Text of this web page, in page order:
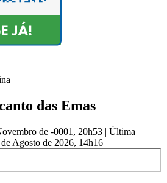
das Emas
de -0001, 20h53 | Última
Agosto de 2026, 14h16